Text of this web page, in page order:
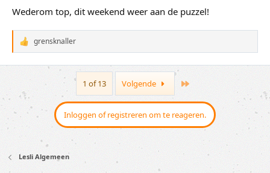
Wederom top, dit weekend weer aan de puzzel!
W
a
a
e
n
:
grensknaller
1 of 13 Volgende
Inloggen of registreren om te reageren.
Lesli Algemeen